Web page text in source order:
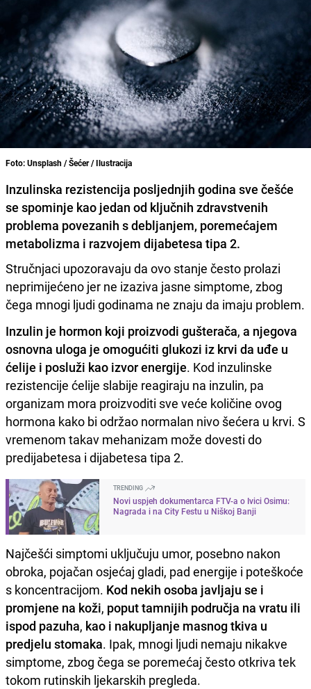
Foto: Unsplash / Šećer / Ilustracija
Inzulinska rezistencija posljednjih godina sve češće
se spominje kao jedan od ključnih zdravstvenih
problema povezanih s debljanjem, poremećajem
metabolizma i razvojem dijabetesa tipa 2.
Stručnjaci upozoravaju da ovo stanje često prolazi
neprimijećeno jer ne izaziva jasne simptome, zbog
čega mnogi ljudi godinama ne znaju da imaju problem.
Inzulin je hormon koji proizvodi gušterača, a njegova
osnovna uloga je omogućiti glukozi iz krvi da uđe u
ćelije i posluži kao izvor energije. Kod inzulinske
rezistencije ćelije slabije reagiraju na inzulin, pa
organizam mora proizvoditi sve veće količine ovog
hormona kako bi održao normalan nivo šećera u krvi. S
vremenom takav mehanizam može dovesti do
predijabetesa i dijabetesa tipa 2.
TRENDING
Novi uspjeh dokumentarca FTV-a o Ivici Osimu:
Nagrada i na City Festu u Niškoj Banji
Najčešći simptomi uključuju umor, posebno nakon
obroka, pojačan osjećaj gladi, pad energije i poteškoće
s koncentracijom. Kod nekih osoba javljaju se i
promjene na koži, poput tamnijih područja na vratu ili
ispod pazuha, kao i nakupljanje masnog tkiva u
predjelu stomaka. Ipak, mnogi ljudi nemaju nikakve
simptome, zbog čega se poremećaj često otkriva tek
tokom rutinskih ljekarskih pregleda.